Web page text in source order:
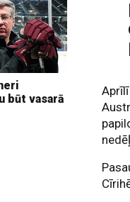
būt vasarā